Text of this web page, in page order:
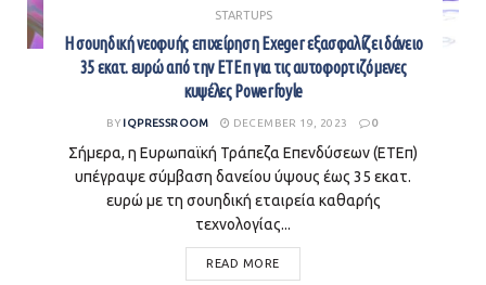
STARTUPS
Η σουηδική νεοφυής επιχείρηση Exeger εξασφαλίζει δάνειο
35 εκατ. ευρώ από την ΕΤΕπ για τις αυτοφορτιζόμενες
κυψέλες Powerfoyle
BY IQPRESSROOM DECEMBER 19, 2023 0
Σήμερα, η Ευρωπαϊκή Τράπεζα Επενδύσεων (ΕΤΕπ)
υπέγραψε σύμβαση δανείου ύψους έως 35 εκατ.
ευρώ με τη σουηδική εταιρεία καθαρής
τεχνολογίας...
READ MORE